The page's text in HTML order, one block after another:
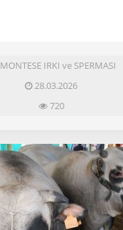
IRKI ve SPERMASI
28.03.2026
720